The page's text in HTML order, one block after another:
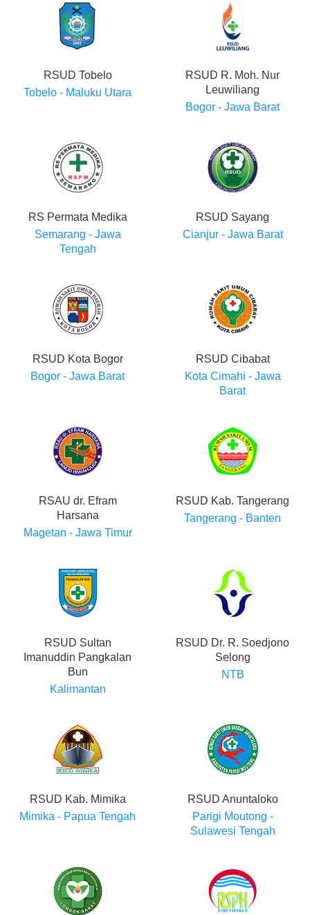
RSUD Tobelo
Tobelo - Maluku Utara
RSUD R. Moh. Nur
Leuwiliang
Bogor - Jawa Barat
RS Permata Medika
Semarang - Jawa
Tengah
RSUD Sayang
Cianjur - Jawa Barat
RSUD Kota Bogor
Bogor - Jawa Barat
RSUD Cibabat
Kota Cimahi - Jawa
Barat
RSAU dr. Efram
Harsana
Magetan - Jawa Timur
RSUD Kab. Tangerang
Tangerang - Banten
RSUD Sultan
Imanuddin Pangkalan
Bun
Kalimantan
RSUD Dr. R. Soedjono
Selong
NTB
RSUD Kab. Mimika
Mimika - Papua Tengah
RSUD Anuntaloko
Parigi Moutong -
Sulawesi Tengah